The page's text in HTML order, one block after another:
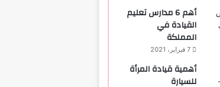
أهم 6 مدارس تعليم
القيادة في
المملكة
7 فبراير، 2021
أهمية قيادة المرأة
للسيارة